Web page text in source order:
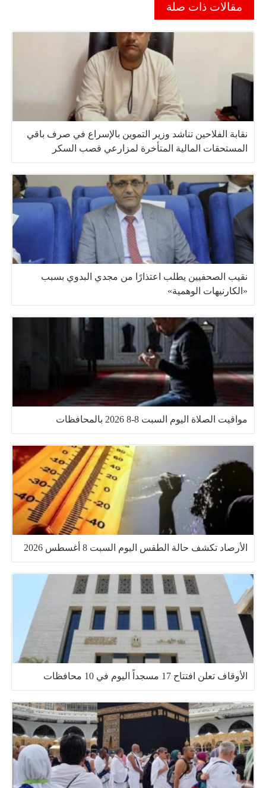
مقالات ذات صلة
نقابة الفلاحين تناشد وزير التموين بالإسراع في صرف باقي
المستحقات المالية المتأخرة لمزارعي قصب السكر
نقيب الصحفيين يطلب اعتذارًا من مجدي البدوي بسبب
«الكارنيهات الوهمية»
مواقيت الصلاة اليوم السبت 8-8 2026 بالمحافظات
الأرصاد تكشف حالة الطقس اليوم السبت 8 أغسطس 2026
الأوقاف تعلن افتتاح 17 مسجداً اليوم في 10 محافظات